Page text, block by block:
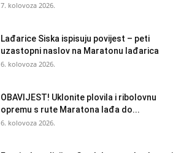
7. kolovoza 2026.
Lađarice Siska ispisuju povijest – peti
uzastopni naslov na Maratonu lađarica
6. kolovoza 2026.
OBAVIJEST! Uklonite plovila i ribolovnu
opremu s rute Maratona lađa do...
6. kolovoza 2026.